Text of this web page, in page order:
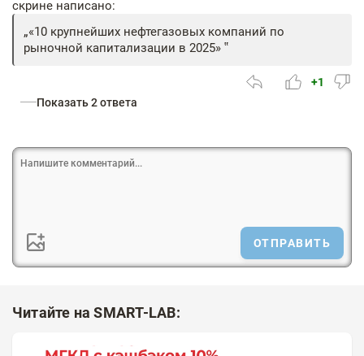
скрине написано:
«10 крупнейших нефтегазовых компаний по
рыночной капитализации в 2025»
+1
Показать 2 ответа
ОТПРАВИТЬ
Читайте на SMART-LAB: